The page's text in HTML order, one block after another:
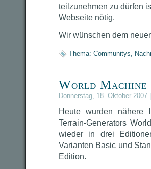
teilzunehmen zu dürfen
Webseite nötig.
Wir wünschen dem
Thema: Communitys,
World Machine
Donnerstag, 18. Oktober 2007
Heute wurden nähere
Terrain-Generators
wieder in drei
Varianten Basic und
Edition.